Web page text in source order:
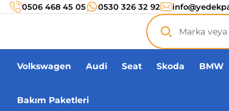
Türkiye’nin her noktasına 3000 TL ve üzeri
Orijinal ürün
Üç yüz yirmi bin ürünadeti!
0506 468 45 05 0530 326 32 92
Volkswagen Audi Seat Skoda BMW
Bakım Paketleri